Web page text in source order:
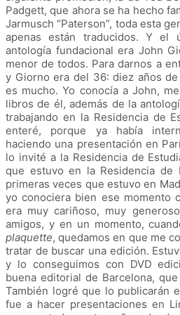
Padgett, que ahora se ha hecho
Jarmusch “Paterson”, toda esta
apenas están traducidos. Y el
antología fundacional era John
menor de todos. Para darnos a
y Giorno era del 36: diez años
es mucho. Yo conocía a John,
libros de él, además de la
trabajando en la Residencia de
enteré, porque ya había
haciendo una presentación en
lo invité a la Residencia de
que estuvo en la Residencia de
primeras veces que estuvo en
yo conociera bien ese momento
era muy cariñoso, muy
amigos, y en un momento,
plaquette, quedamos en que me
tratar de buscar una edición.
y lo conseguimos con DVD
buena editorial de Barcelona,
También logré que lo publicarán
fue a hacer presentaciones en